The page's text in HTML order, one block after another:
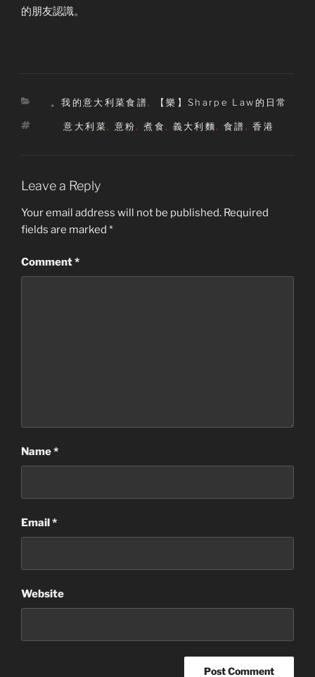
的朋友認識。
Categories
。我的意大利菜食譜, 【樂】Sharpe Law的日常
Tags
意大利菜, 意粉,煮食 , 義大利麵, 食譜 ,香港
Leave a Reply
Your email address will not be published. Required
fields are marked *
Comment*
Name*
Email*
Website